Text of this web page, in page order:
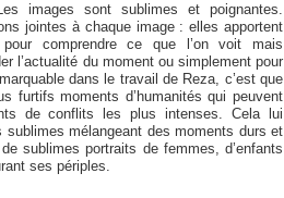
Les images sont sublimes et poignantes.
jointes à chaque image : elles apportent
pour comprendre ce que l’on voit mais
l’actualité du moment ou simplement pour
dans le travail de Reza, c’est que
furtifs moments d’humanités qui peuvent
de conflits les plus intenses. Cela lui
mélangeant des moments durs et
sublimes portraits de femmes, d’enfants
ses périples.